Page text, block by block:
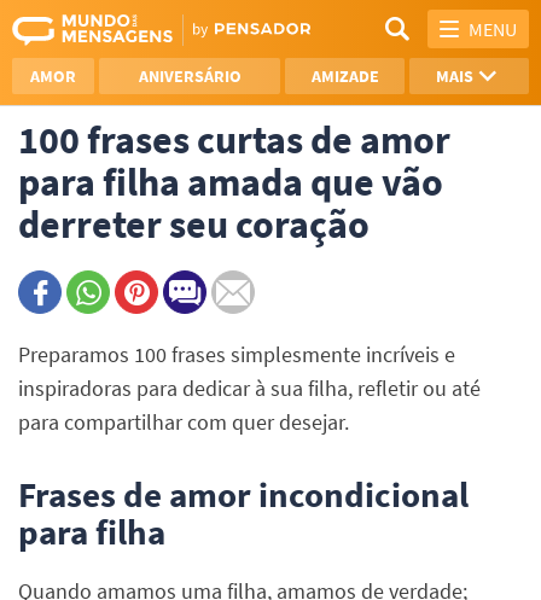
MENU
AMOR ANIVERSÁRIO AMIZADE MAIS
REFLEXÃO
AGRADECIMENTO
SAUDADE
OTIMISMO
NAMORO
VER TODAS
100 frases curtas de amor
para filha amada que vão
derreter seu coração
Preparamos 100 frases simplesmente incríveis e
inspiradoras para dedicar à sua filha, refletir ou até
para compartilhar com quer desejar.
Frases de amor incondicional
para filha
Quando amamos uma filha, amamos de verdade;